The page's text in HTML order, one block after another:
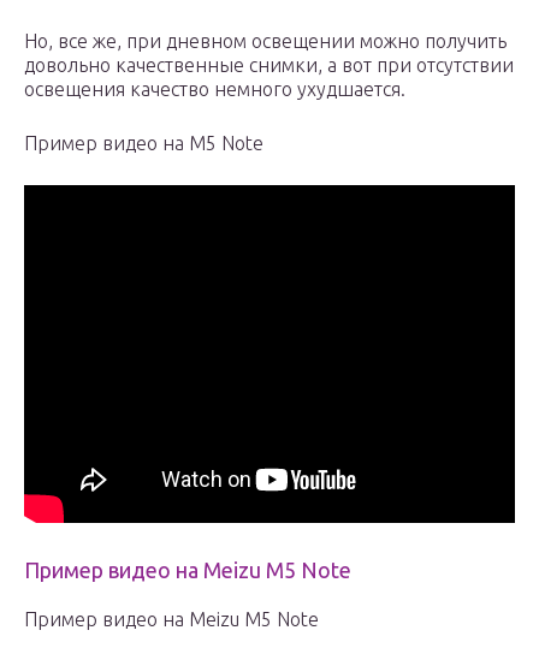
Но, все же, при дневном освещении можно получить
довольно качественные снимки, а вот при отсутствии
освещения качество немного ухудшается.
Пример видео на M5 Note
Пример видео на Meizu M5 Note
Пример видео на Meizu M5 Note